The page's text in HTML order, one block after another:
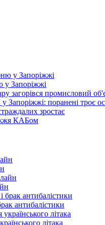
у Запоріжжі
загорівся промисловий
поранені троє
зростає
КАБом
антибалістики
літака